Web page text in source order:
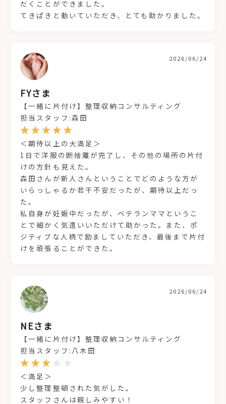
だくことができました。
てきぱきと動いていただき、とても助かりました。
FYさま
2026/06/24
【一緒に片付け】整理収納コンサルティング
担当スタッフ:森田
＜期待以上の大満足＞
1日で洋服の断捨離が完了し、その他の場所の片付
けの方針も見えた。
森田さんが新人さんということでどのような方が
いらっしゃるか若干不安だったが、期待以上だっ
た。
私自身が妊娠中だったが、ベテランママというこ
とで細かく気遣いいただけて助かった。また、ポ
ジティブな人柄で励ましていただき、最後まで片付
けを頑張ることができた。
NEさま
2026/06/24
【一緒に片付け】整理収納コンサルティング
担当スタッフ:八木田
＜満足＞
少し整理整頓された気がした。
スタッフさんは親しみやすい！